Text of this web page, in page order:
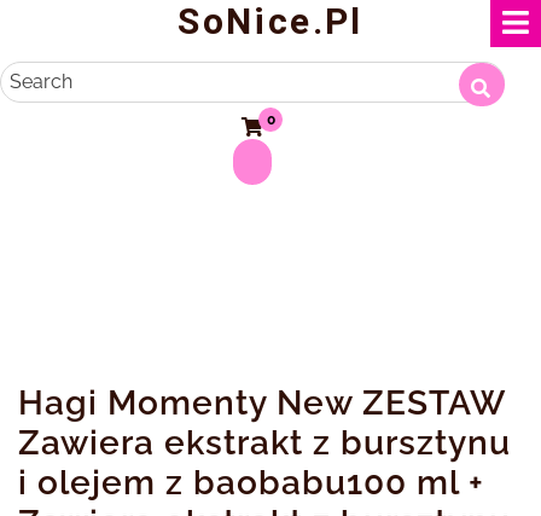
content
SoNice.pl
Search
0
Hagi Momenty New ZESTAW
Zawiera ekstrakt z bursztynu
i olejem z baobabu100 ml +